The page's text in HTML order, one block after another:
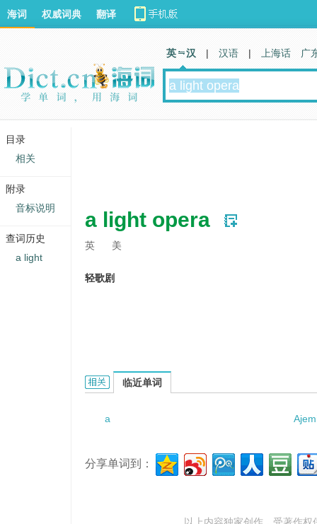
a light opera
英 美
轻歌剧
a light opera的相关资料：
临近单词
a
分享单词到：
海词 权威词典 翻译
英 汉 | 汉语 | 上海话 广
目录
相关
附录
音标说明
查词历史
a light